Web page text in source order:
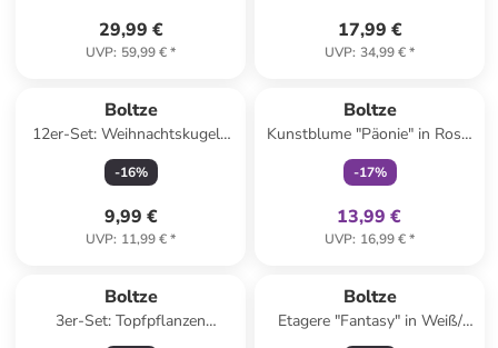
29,99 €
UVP: 59,99 €*
17,99 €
UVP: 34,99 €*
Boltze
12er-Set: Weihnachtskugeln
"Nollag" in Weiß/ Rot - (B)3 x
(H)4 cm
-16%
9,99 €
UVP: 11,99 €*
Boltze
Kunstblume "Päonie" in Rosa/
Grün - (H)72 cm
-17%
13,99 €
UVP: 16,99 €*
Boltze
3er-Set: Topfpflanzen
"Maluha" in Grün - (H)10,5 x
Boltze
Etagere "Fantasy" in Weiß/
Grün/ Pink - (H)24 x Ø 27 cm